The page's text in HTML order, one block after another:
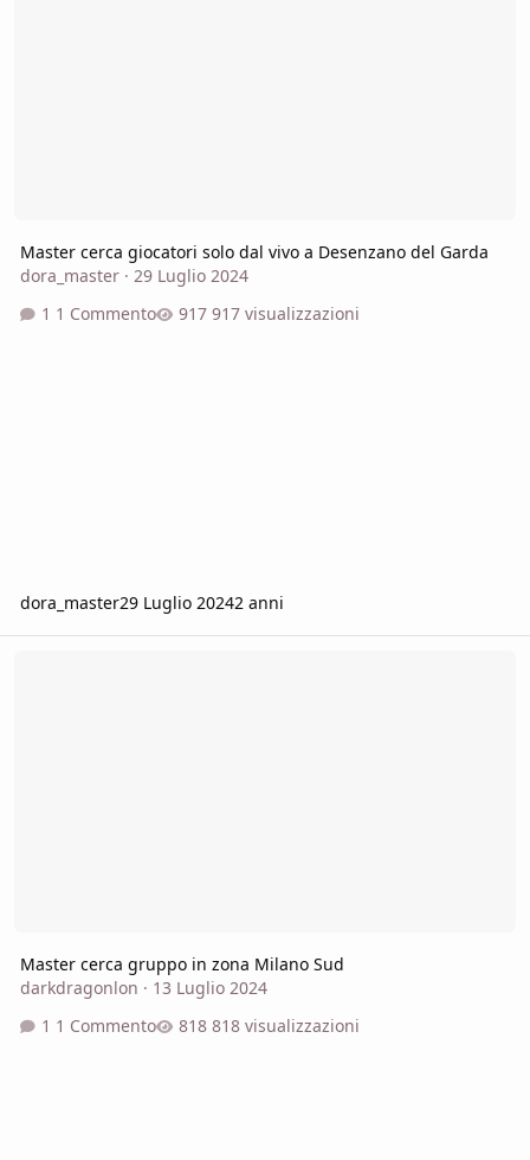
Master cerca giocatori solo dal vivo a Desenzano del Garda
dora_master· 29 Luglio 2024
1 Commento
917 visualizzazioni
dora_master29 Luglio 20242 anni
Master cerca gruppo in zona Milano Sud
darkdragonlon · 13 Luglio 2024
1 Commento
818 visualizzazioni